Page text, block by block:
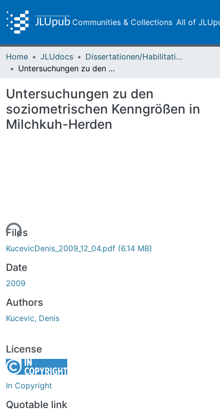
Communities & Collections All of
Home JLUdocs
Dissertationen/Habilitationen
Untersuchungen zu den soziometrischen Kenngrößen in Milchkuh-Herden
Untersuchungen zu den
soziometrischen Kenngrößen in
Milchkuh-Herden
Files
KucevicDenis_2009_12_04.pdf (6.14 MB)
Date
2009
Authors
Kucevic, Denis
License
In Copyright
Quotable link